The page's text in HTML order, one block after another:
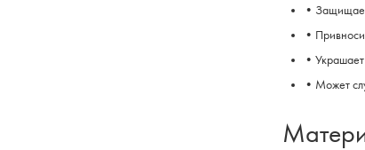
•
•
•
• Может